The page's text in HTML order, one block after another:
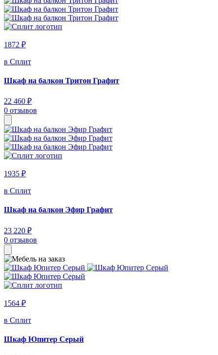
1872 ₽
в Сплит
Шкаф на балкон Тритон Графит
22 460 ₽
0 отзывов
1935 ₽
в Сплит
Шкаф на балкон Эфир Графит
23 220 ₽
0 отзывов
1564 ₽
в Сплит
Шкаф Юпитер Серый